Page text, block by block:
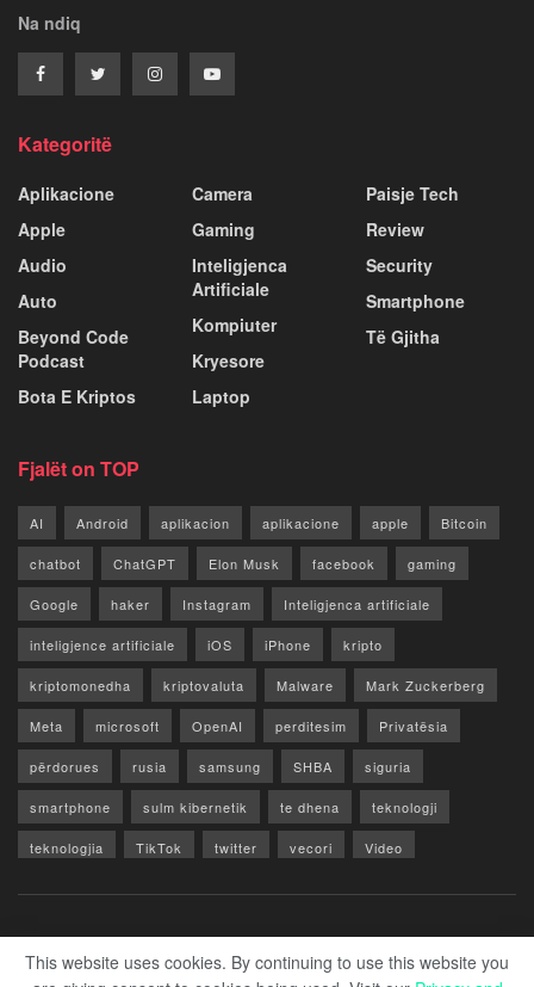
Na ndiq
Kategoritë
Aplikacione
Apple
Audio
Auto
Beyond Code
Podcast
Bota E Kriptos
Camera
Gaming
Inteligjenca
Artificiale
Kompiuter
Kryesore
Laptop
Paisje Tech
Review
Security
Smartphone
Të Gjitha
Fjalët on TOP
AI Android aplikacion aplikacione apple Bitcoin
chatbot ChatGPT Elon Musk facebook gaming
Google haker Instagram Inteligjenca artificiale
inteligjence artificiale iOS iPhone kripto
kriptomonedha kriptovaluta Malware Mark Zuckerberg
Meta microsoft OpenAI perditesim Privatësia
përdorues rusia samsung SHBA siguria
smartphone sulm kibernetik te dhena teknologji
teknologjia TikTok twitter vecori Video
This website uses cookies. By continuing to use this website you